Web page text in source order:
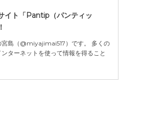
イト「Pantip（パンティッ
宮島（@miyajimai517）です。 多くの
ターネットを使って情報を得ること
る今。タイ人ももちろん、ニュースや
段タイ人がどんなWEBサイトを見てい